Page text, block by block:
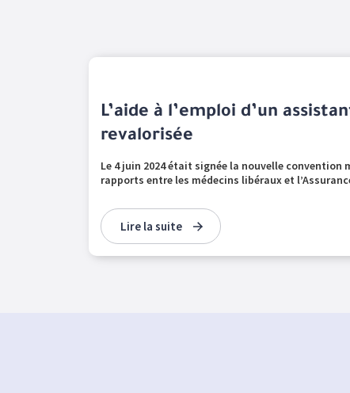
L’aide à l’emploi d’un
revalorisée
Le 4 juin 2024 était signée la nouvelle convention
rapports entre les médecins libéraux et
Lire la suite